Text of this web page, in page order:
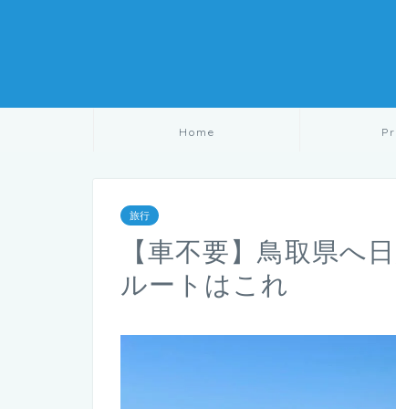
Home
旅行
【車不要】鳥取県へ
ルートはこれ